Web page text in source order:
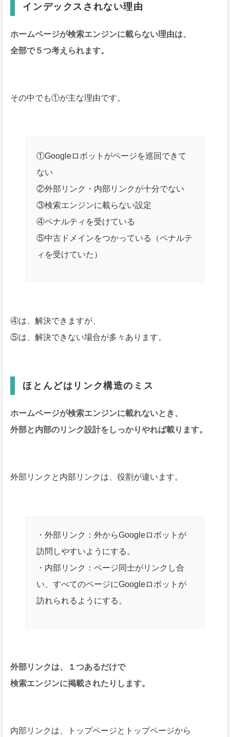
インデックスされない理由
ホームページが検索エンジンに載らない理由は、
全部で５つ考えられます。
その中でも①が主な理由です。
①Googleロボットがページを巡回できて
ない
②外部リンク・内部リンクが十分でない
③検索エンジンに載らない設定
④ペナルティを受けている
⑤中古ドメインをつかっている（ペナルテ
ィを受けていた）
④は、解決できますが、
⑤は、解決できない場合が多々あります。
ほとんどはリンク構造のミス
ホームページが検索エンジンに載れないとき、
外部と内部のリンク設計をしっかりやれば載ります。
外部リンクと内部リンクは、役割が違います。
・外部リンク：外からGoogleロボットが
訪問しやすいようにする。
・内部リンク：ページ同士がリンクし合
い、すべてのページにGoogleロボットが
訪れられるようにする。
外部リンクは、１つあるだけで
検索エンジンに掲載されたりします。
内部リンクは、トップページとトップページから